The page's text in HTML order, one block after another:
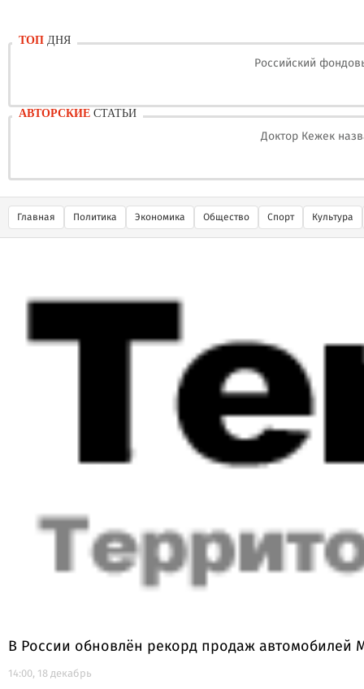
ТОП ДНЯ
Российский
АВТОРСКИЕ СТАТЬИ
Доктор Кежек
Главная Политика Экономика Общество Спорт Культура
В России обновлён рекорд продаж автомобилей
14:00, 18 декабрь